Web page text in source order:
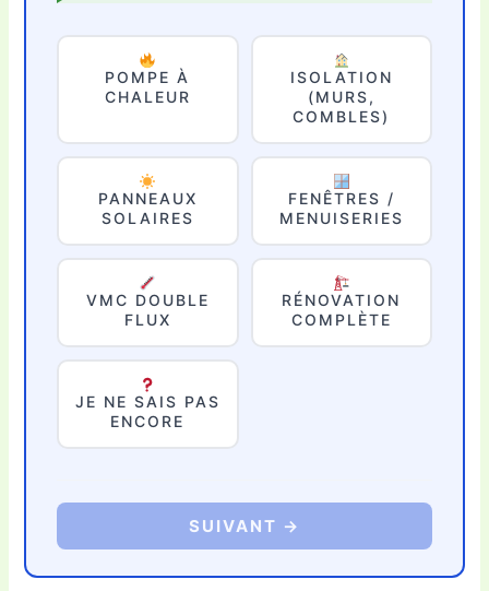
POMPE À
CHALEUR
ISOLATION
(MURS,
COMBLES)
PANNEAUX
SOLAIRES
FENÊTRES /
MENUISERIES
VMC DOUBLE
FLUX
RÉNOVATION
COMPLÈTE
JE NE SAIS PAS
ENCORE
SUIVANT →